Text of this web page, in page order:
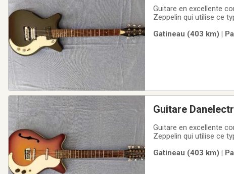
Guitare en excellente
Zeppelin qui utilise ce
elle s'est imposée en
Gatineau (403 km) |
Guitare
Guitare en excellente
Zeppelin qui utilise ce
elle s'est imposée en
Gatineau (403 km) |